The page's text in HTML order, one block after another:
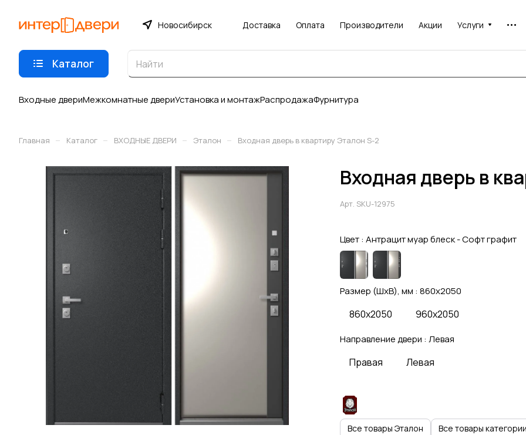
Новосибирск Доставка Оплата Производители Акции Услуги
Каталог
Входные двериМежкомнатные двериУстановка и монтажРаспродажаФурнитура
Главная – Каталог – ВХОДНЫЕ ДВЕРИ – Эталон – Входная дверь в квартиру Эталон S-2
Входная дверь в
Арт. SKU-12975
Цвет : Антрацит муар блеск - Софт графит
Размер (ШхВ), мм : 860x2050
860x2050 960x2050
Направление двери : Левая
Правая Левая
Все товары Эталон Все товары категории